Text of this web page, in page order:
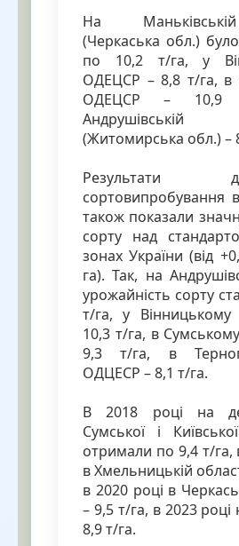
На
(Черкаська обл.)
по 10,2 т/га, у
ОДЕЦСР – 8,8 т/га, в
ОДЕЦСР – 10,9
(Житомирська обл.) –
Результати
сортовипробування
також показали
сорту над
зонах України (від
га). Так, на
урожайність сорту
т/га, у
10,3 т/га, в
9,3 т/га, в
ОДЦЕСР – 8,1 т/га.
В 2018 році на
Сумської і
отримали по 9,4 т/га,
в Хмельницькій
в 2020 році в
– 9,5 т/га, в 2023
8,9 т/га.